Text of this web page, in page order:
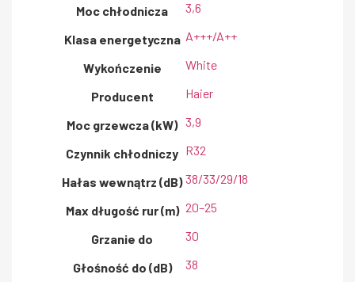
Moc chłodnicza 3,6
Klasa energetyczna A+++/A++
Wykończenie White
Producent Haier
Moc grzewcza (kW) 3,9
Czynnik chłodniczy R32
Hałas wewnątrz (dB) 38/33/29/18
Max długość rur (m) 20–25
Grzanie do 30
Głośność do (dB) 38